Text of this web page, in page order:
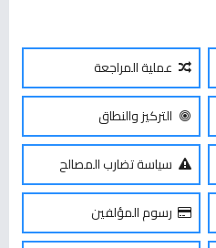
عملية المراجعة
التركيز والنطاق
سياسة تضارب المصالح
رسوم المؤلفين